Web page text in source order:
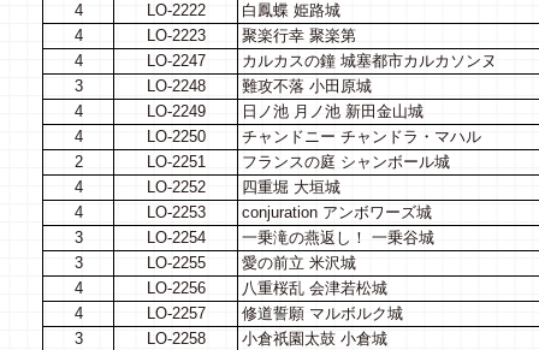
4
LO-2222
白鳳蝶 姫路城
4
LO-2223
聚楽行幸 聚楽第
4
LO-2247
カルカスの鐘 城塞都市カルカソンヌ
3
LO-2248
難攻不落 小田原城
4
LO-2249
日ノ池 月ノ池 新田金山城
4
LO-2250
チャンドニー チャンドラ・マハル
2
LO-2251
フランスの庭 シャンボール城
4
LO-2252
四重堀 大垣城
4
LO-2253
conjuration アンボワーズ城
3
LO-2254
一乗滝の燕返し！ 一乗谷城
3
LO-2255
愛の前立 米沢城
4
LO-2256
八重桜乱 会津若松城
4
LO-2257
修道誓願 マルボルク城
3
LO-2258
小倉祇園太鼓 小倉城